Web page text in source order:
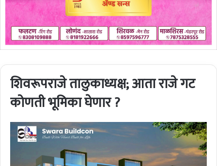
शिवरूपराजे तालुकाध्यक्ष; आता राजे गट
कोणती भूमिका घेणार ?